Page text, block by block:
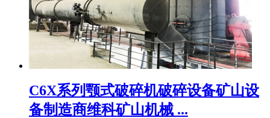
C6X系列颚式破碎机破碎设备矿山设
备制造商维科矿山机械 ...